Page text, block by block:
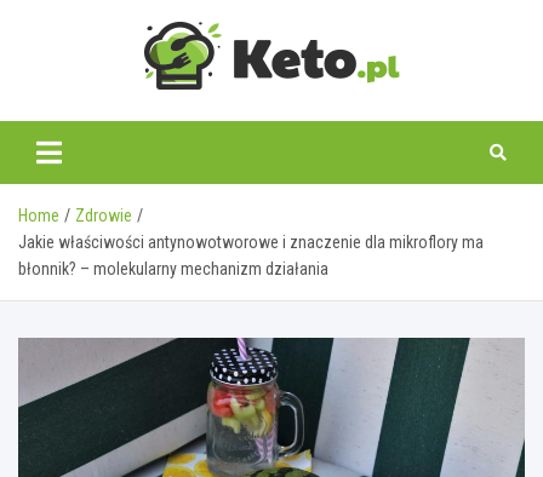
keto.pl
Home
Zdrowie
Jakie właściwości antynowotworowe i znaczenie dla mikroflory ma
błonnik? – molekularny mechanizm działania